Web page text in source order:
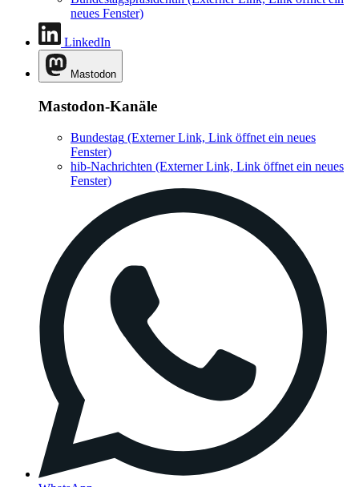
neues Fenster)
LinkedIn
Mastodon
Mastodon-Kanäle
Bundestag (Externer Link, Link öffnet ein neues
Fenster)
hib-Nachrichten (Externer Link, Link öffnet ein neues
Fenster)